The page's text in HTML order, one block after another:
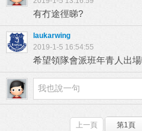
有冇途徑睇?
laukarwing
2019-1-5 16:54:55
希望領隊會派班年青人出場
上一頁 第1頁